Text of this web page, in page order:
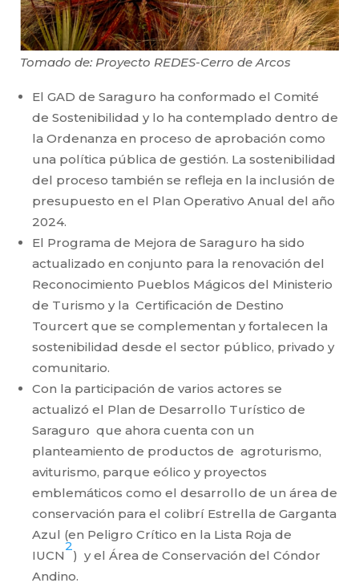
Tomado de: Proyecto REDES-Cerro de Arcos
El GAD de Saraguro ha conformado el Comité
de Sostenibilidad y lo ha contemplado dentro de
la Ordenanza en proceso de aprobación como
una política pública de gestión. La sostenibilidad
del proceso también se refleja en la inclusión de
presupuesto en el Plan Operativo Anual del año
2024.
El Programa de Mejora de Saraguro ha sido
actualizado en conjunto para la renovación del
Reconocimiento Pueblos Mágicos del Ministerio
de Turismo y la Certificación de Destino
Tourcert que se complementan y fortalecen la
sostenibilidad desde el sector público, privado y
comunitario.
Con la participación de varios actores se
actualizó el Plan de Desarrollo Turístico de
Saraguro que ahora cuenta con un
planteamiento de productos de agroturismo,
aviturismo, parque eólico y proyectos
emblemáticos como el desarrollo de un área de
conservación para el colibrí Estrella de Garganta
Azul (en Peligro Crítico en la Lista Roja de
IUCN
2
) y el Área de Conservación del Cóndor
Andino.